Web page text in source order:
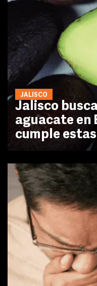
JALISCO
Jalisco
aguacate en
cumple